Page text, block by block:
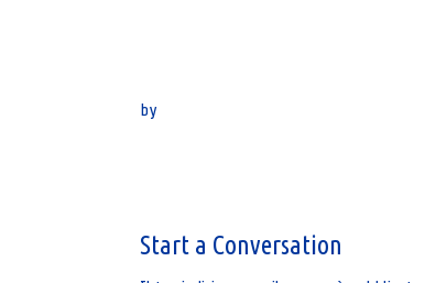
by
navigation
Start a Conversation